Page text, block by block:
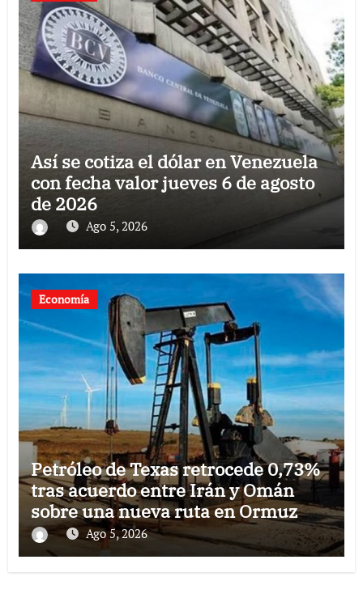
Así se cotiza el dólar en Venezuela
con fecha valor jueves 6 de agosto
de 2026
Ago 5, 2026
Economía
Petróleo de Texas retrocede 0,73%
tras acuerdo entre Irán y Omán
sobre una nueva ruta en Ormuz
Ago 5, 2026